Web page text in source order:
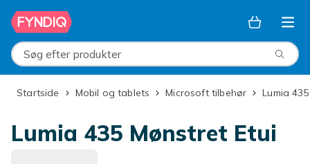
Spring til hovedindhold
Søg efter produkter
Startside Mobil og tablets Microsoft tilbehør Lumia 435
Lumia 435 Mønstret Etui